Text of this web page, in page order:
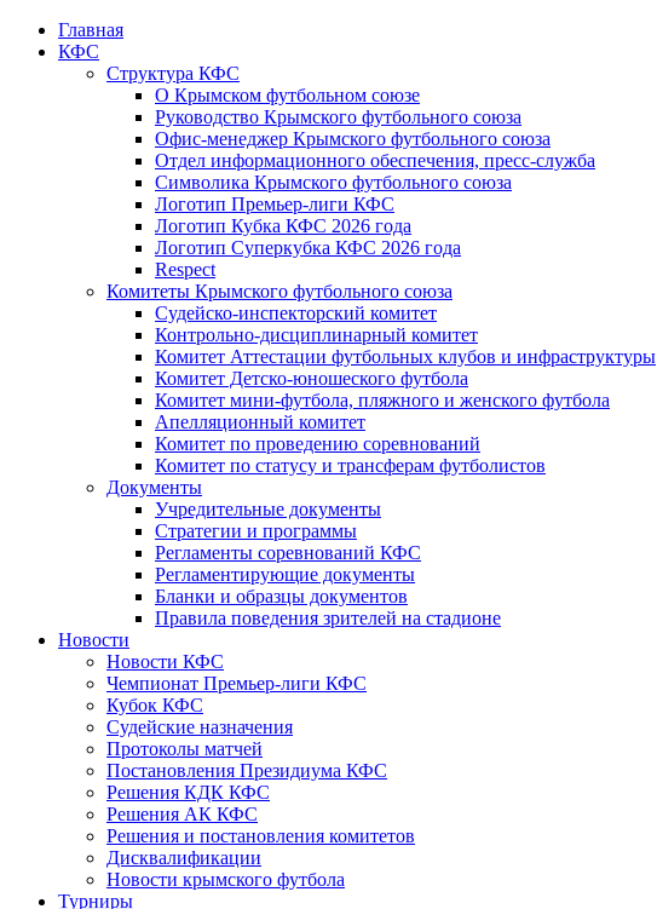
Главная
КФС
Структура КФС
О Крымском футбольном союзе
Руководство Крымского футбольного союза
Офис-менеджер Крымского футбольного союза
Отдел информационного обеспечения, пресс-служба
Символика Крымского футбольного союза
Логотип Премьер-лиги КФС
Логотип Кубка КФС 2026 года
Логотип Суперкубка КФС 2026 года
Respect
Комитеты Крымского футбольного союза
Судейско-инспекторский комитет
Контрольно-дисциплинарный комитет
Комитет Аттестации футбольных клубов и инфраструктуры
Комитет Детско-юношеского футбола
Комитет мини-футбола, пляжного и женского футбола
Апелляционный комитет
Комитет по проведению соревнований
Комитет по статусу и трансферам футболистов
Документы
Учредительные документы
Стратегии и программы
Регламенты соревнований КФС
Регламентирующие документы
Бланки и образцы документов
Правила поведения зрителей на стадионе
Новости
Новости КФС
Чемпионат Премьер-лиги КФС
Кубок КФС
Судейские назначения
Протоколы матчей
Постановления Президиума КФС
Решения КДК КФС
Решения АК КФС
Решения и постановления комитетов
Дисквалификации
Новости крымского футбола
Турниры